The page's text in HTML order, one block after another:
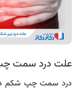
علت درد سمت
درد سمت چپ شکم در